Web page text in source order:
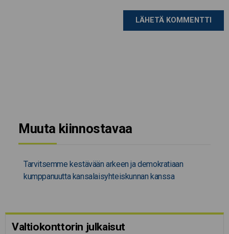
Muuta kiinnostavaa
Tarvitsemme kestävään arkeen ja demokratiaan
kumppanuutta kansalaisyhteiskunnan kanssa
Valtiokonttorin julkaisut